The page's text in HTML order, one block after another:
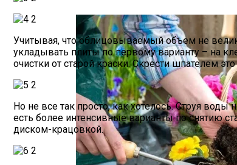
Учитывая, что облицовываемый объем не
укладывать плиты по первому варианту – на
очистки от старой краски. Скрести шпателем
Но не все так просто, как хотелось. Струя
есть более интенсивные варианты по снятию
диском-крацовкой.